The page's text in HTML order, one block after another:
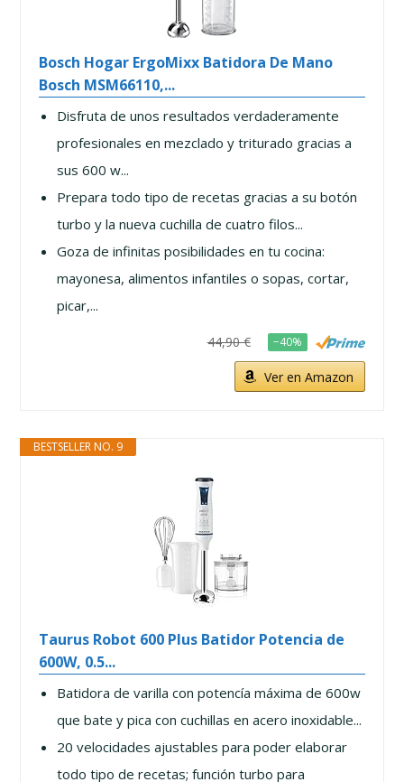
Bosch Hogar ErgoMixx Batidora De Mano
Bosch MSM66110,...
Disfruta de unos resultados verdaderamente
profesionales en mezclado y triturado gracias a
sus 600 w...
Prepara todo tipo de recetas gracias a su botón
turbo y la nueva cuchilla de cuatro filos...
Goza de infinitas posibilidades en tu cocina:
mayonesa, alimentos infantiles o sopas, cortar,
picar,...
44,90 € −40%
Ver en Amazon
BESTSELLER NO. 9
Taurus Robot 600 Plus Batidor Potencia de
600W, 0.5...
Batidora de varilla con potencía máxima de 600w
que bate y pica con cuchillas en acero inoxidable...
20 velocidades ajustables para poder elaborar
todo tipo de recetas; función turbo para